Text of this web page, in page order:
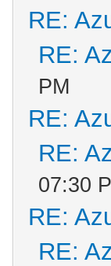
RE:
RE:
PM
RE:
RE:
07:30
RE:
RE: